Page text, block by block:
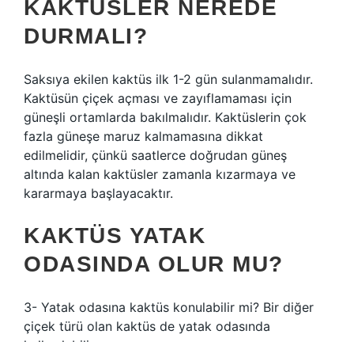
KAKTÜSLER NEREDE
DURMALI?
Saksıya ekilen kaktüs ilk 1-2 gün sulanmamalıdır.
Kaktüsün çiçek açması ve zayıflamaması için
güneşli ortamlarda bakılmalıdır. Kaktüslerin çok
fazla güneşe maruz kalmamasına dikkat
edilmelidir, çünkü saatlerce doğrudan güneş
altında kalan kaktüsler zamanla kızarmaya ve
kararmaya başlayacaktır.
KAKTÜS YATAK
ODASINDA OLUR MU?
3- Yatak odasına kaktüs konulabilir mi? Bir diğer
çiçek türü olan kaktüs de yatak odasında